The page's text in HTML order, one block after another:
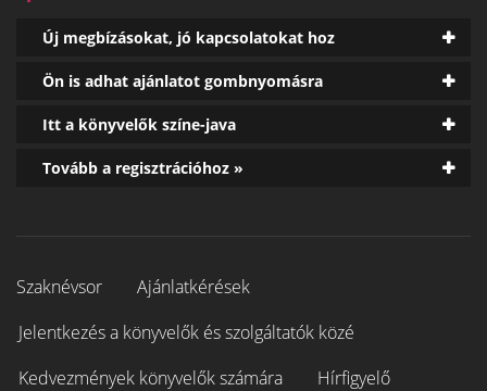
Új megbízásokat, jó kapcsolatokat hoz
Ön is adhat ajánlatot gombnyomásra
Itt a könyvelők színe-java
Tovább a regisztrációhoz »
Szaknévsor
Ajánlatkérések
Jelentkezés a könyvelők és szolgáltatók közé
Kedvezmények könyvelők számára
Hírfigyelő